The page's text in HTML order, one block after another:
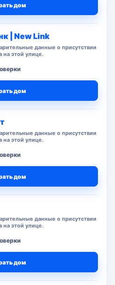
дом
| New Link
данные о присутствии
на этой улице.
дом
данные о присутствии
на этой улице.
дом
данные о присутствии
на этой улице.
дом